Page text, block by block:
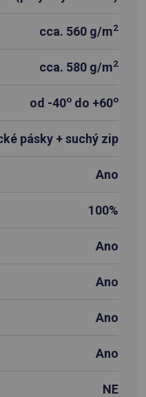
cca. 560 g/m2
cca. 580 g/m2
od -40o do +60o
pásky + suchý zip
Ano
100%
Ano
Ano
Ano
Ano
NE